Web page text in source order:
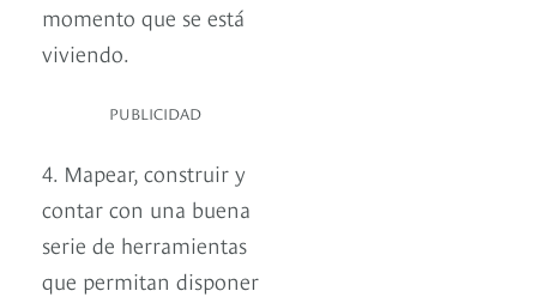
momento que se está
viviendo.
PUBLICIDAD
4. Mapear, construir y
contar con una buena
serie de herramientas
que permitan disponer